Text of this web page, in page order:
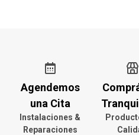
Agendemos
una Cita
Instalaciones &
Reparaciones